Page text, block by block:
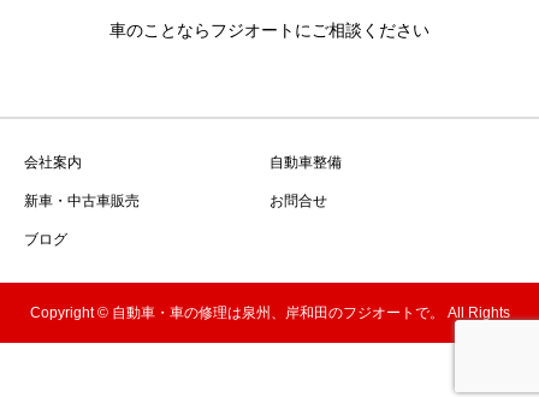
車のことならフジオートにご相談ください
会社案内 自動車整備
新車・中古車販売 お問合せ
ブログ
Copyright © 自動車・車の修理は泉州、岸和田のフジオートで。 All Rights